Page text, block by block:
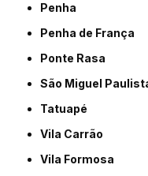
Penha
Penha de França
Ponte Rasa
São Miguel
Tatuapé
Vila Carrão
Vila Formosa